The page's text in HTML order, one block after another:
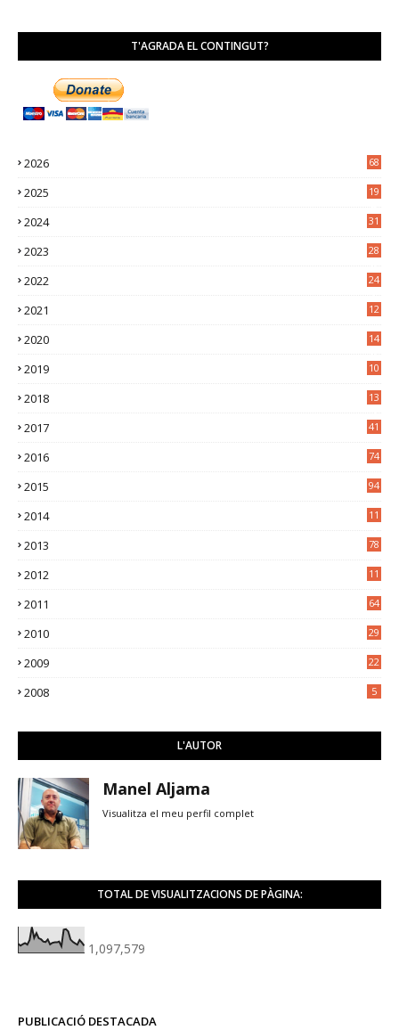
T'AGRADA EL CONTINGUT?
2026 68
2025
19
2024
31
2023
28
2022
24
2021
12
2020
14
2019
10
2018
13
2017 41
2016 74
2015 94
2014
11
2013 78
2012
11
2011 64
2010 29
2009 22
2008 5
L'AUTOR
Manel Aljama
Visualitza el meu perfil complet
TOTAL DE VISUALITZACIONS DE PÀGINA:
1,097,579
PUBLICACIÓ DESTACADA